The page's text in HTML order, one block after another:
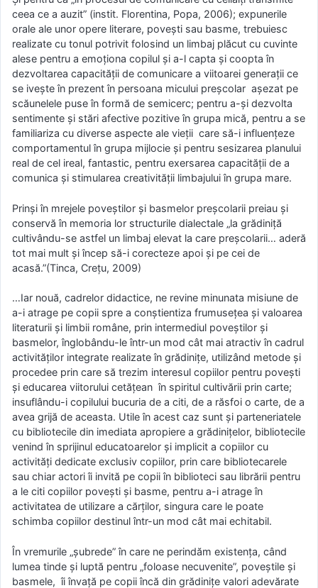
ceea ce a auzit” (instit. Florentina, Popa, 2006); expunerile
orale ale unor opere literare, povești sau basme, trebuiesc
realizate cu tonul potrivit folosind un limbaj plăcut cu cuvinte
alese pentru a emoționa copilul și a-l capta și coopta în
dezvoltarea capacității de comunicare a viitoarei generații ce
se ivește în prezent în persoana micului preșcolar așezat pe
scăunelele puse în formă de semicerc; pentru a-și dezvolta
sentimente și stări afective pozitive în grupa mică, pentru a se
familiariza cu diverse aspecte ale vieții care să-i influențeze
comportamentul în grupa mijlocie și pentru sesizarea planului
real de cel ireal, fantastic, pentru exersarea capacității de a
comunica și stimularea creativității limbajului în grupa mare.
Prinși în mrejele poveștilor și basmelor preșcolarii preiau și
conservă în memoria lor structurile dialectale „la grădiniță
cultivându-se astfel un limbaj elevat la care preșcolarii… aderă
tot mai mult și încep să-i corecteze apoi și pe cei de
acasă.”(Tinca, Crețu, 2009)
…Iar nouă, cadrelor didactice, ne revine minunata misiune de
a-i atrage pe copii spre a conștientiza frumusețea și valoarea
literaturii și limbii române, prin intermediul poveștilor și
basmelor, înglobându-le într-un mod cât mai atractiv în cadrul
activităților integrate realizate în grădinițe, utilizând metode și
procedee prin care să trezim interesul copiilor pentru povești
și educarea viitorului cetățean în spiritul cultivării prin carte;
insuflându-i copilului bucuria de a citi, de a răsfoi o carte, de a
avea grijă de aceasta. Utile în acest caz sunt și parteneriatele
cu bibliotecile din imediata apropiere a grădinițelor, bibliotecile
venind în sprijinul educatoarelor și implicit a copiilor cu
activități dedicate exclusiv copiilor, prin care bibliotecarele
sau chiar actori îi invită pe copii în biblioteci sau librării pentru
a le citi copiilor povești și basme, pentru a-i atrage în
activitatea de utilizare a cărților, singura care le poate
schimba copiilor destinul într-un mod cât mai echitabil.
În vremurile „șubrede” în care ne perindăm existența, când
lumea tinde și luptă pentru „foloase necuvenite”, poveștile și
basmele, îi învață pe copii încă din grădinițe valori adevărate